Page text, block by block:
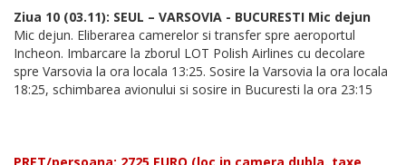
Ziua 10 (03.11): SEUL – VARSOVIA - BUCURESTI Mic dejun
Mic dejun. Eliberarea camerelor si transfer spre aeroportul
Incheon. Imbarcare la zborul LOT Polish Airlines cu decolare
spre Varsovia la ora locala 13:25. Sosire la Varsovia la ora locala
18:25, schimbarea avionului si sosire in Bucuresti la ora 23:15